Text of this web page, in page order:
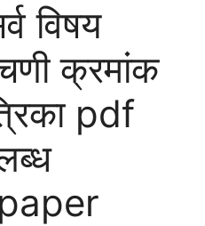
विषय
क्रमांक
pdf